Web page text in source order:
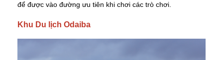
để được vào đường ưu tiên khi chơi các trò chơi.
Khu Du lịch Odaiba